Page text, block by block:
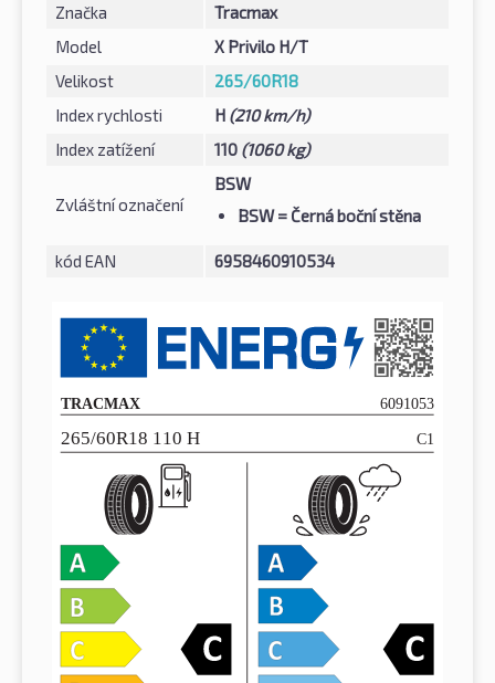
Značka
Tracmax
Model
X Privilo H/T
Velikost
265/60R18
Index rychlosti
H (210 km/h)
Index zatížení
110 (1060 kg)
Zvláštní označení
BSW
BSW= Černá boční stěna
kód EAN 6958460910534